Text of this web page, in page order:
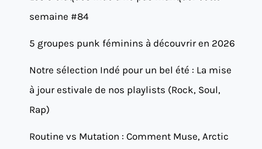
semaine #84
5 groupes punk féminins à découvrir en 2026
Notre sélection Indé pour un bel été : La mise
à jour estivale de nos playlists (Rock, Soul,
Rap)
Routine vs Mutation : Comment Muse, Arctic